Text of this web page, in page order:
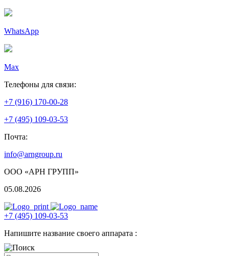
WhatsApp
Max
Телефоны для связи:
+7 (916) 170-00-28
+7 (495) 109-03-53
Почта:
info@arngroup.ru
ООО «АРН ГРУПП»
05.08.2026
+7 (495) 109-03-53
Напишите название своего аппарата :